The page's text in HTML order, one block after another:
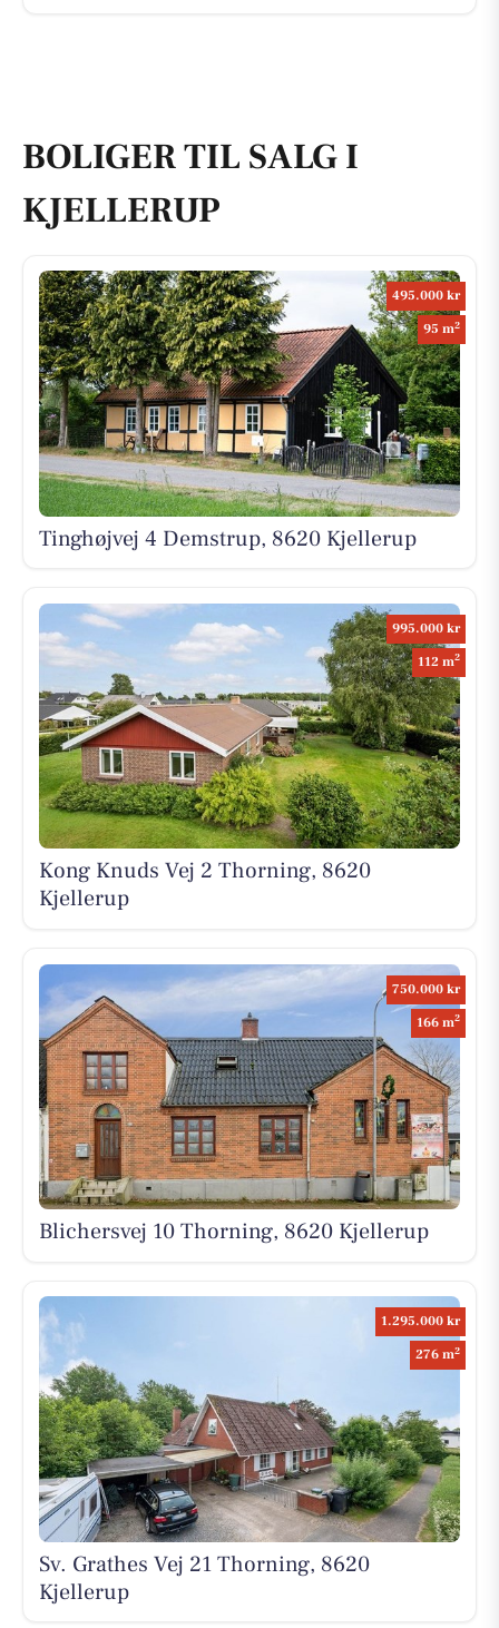
BOLIGER TIL SALG I
KJELLERUP
495.000 kr
95 m2
Tinghøjvej 4 Demstrup, 8620 Kjellerup
995.000 kr
112 m2
Kong Knuds Vej 2 Thorning, 8620
Kjellerup
750.000 kr
166 m2
Blichersvej 10 Thorning, 8620 Kjellerup
1.295.000 kr
276 m2
Sv. Grathes Vej 21 Thorning, 8620
Kjellerup